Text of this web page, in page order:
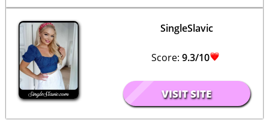
SingleSlavic
Score: 9.3/10
VISIT SITE